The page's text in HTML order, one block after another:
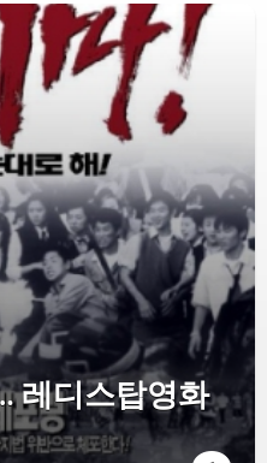
레디스탑영화